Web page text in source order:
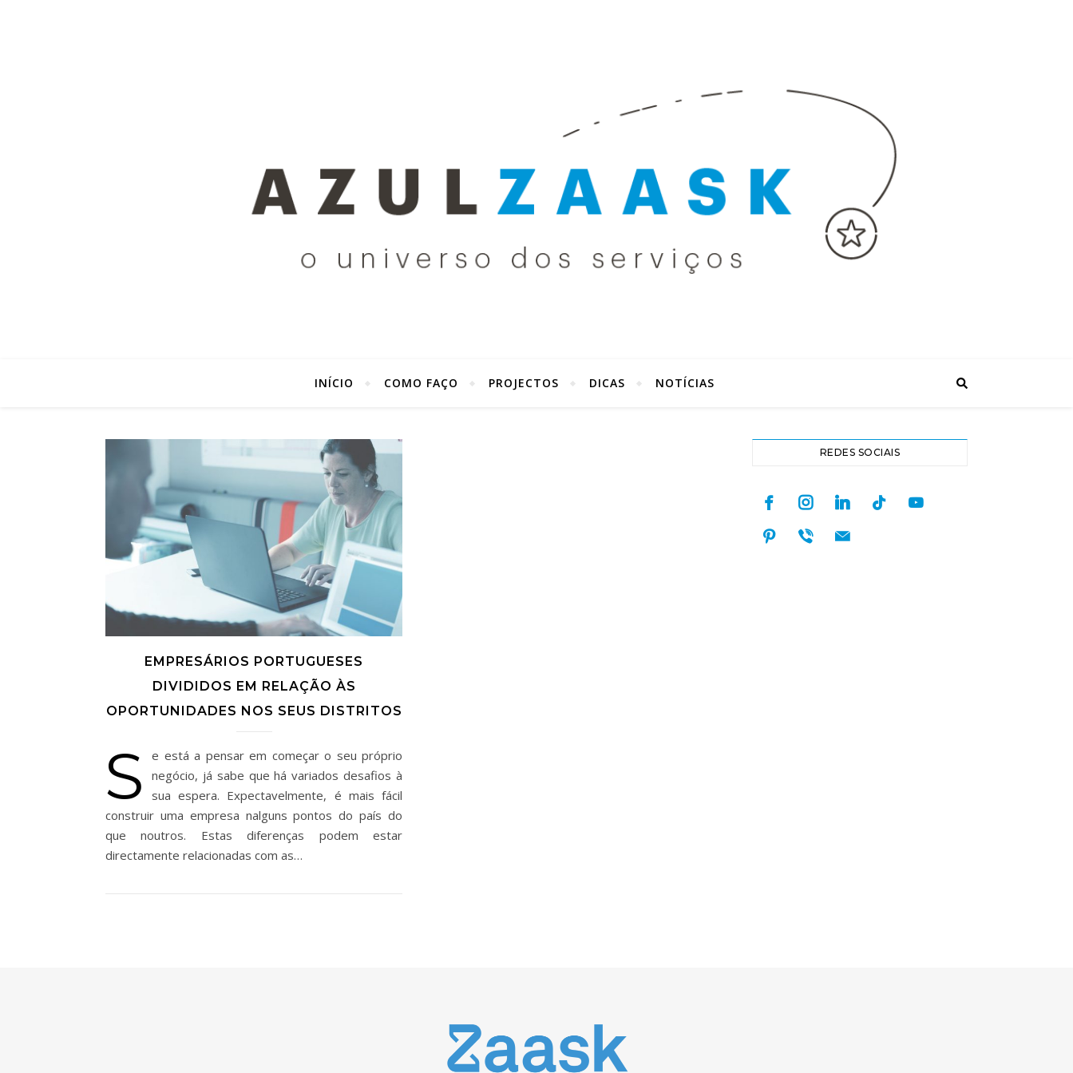
INÍCIO COMO FAÇO PROJECTOS DICAS NOTÍCIAS
EMPRESÁRIOS PORTUGUESES
DIVIDIDOS EM RELAÇÃO ÀS
OPORTUNIDADES NOS SEUS DISTRITOS
S
e está a pensar em começar o seu próprio
negócio, já sabe que há variados desafios à
sua espera. Expectavelmente, é mais fácil
construir uma empresa nalguns pontos do país do
que noutros. Estas diferenças podem estar
directamente relacionadas com as…
REDES SOCIAIS
facebookinstagramlinkedintiktok youtube
pinterest
viber mail